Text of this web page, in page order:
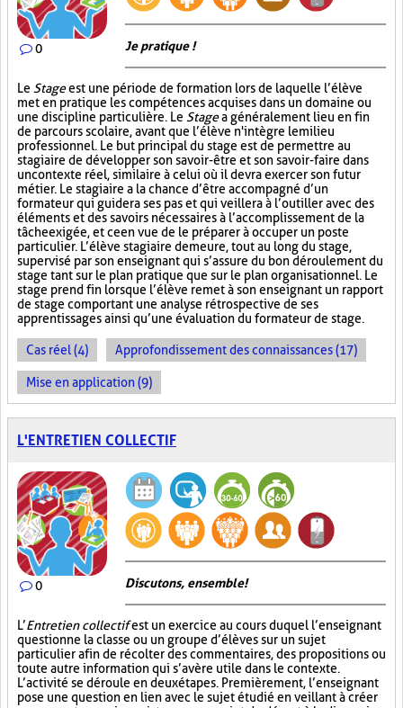
0 Je pratique !
Le Stageest une période de formation lors de laquelle l’élève
met en pratique les compétences acquises dans un domaine ou
une discipline particulière. Le Stagea généralement lieu en fin
de parcours scolaire, avant que l’élève n'intègre le milieu
professionnel. Le but principal du stage est de permettre au
stagiaire de développer son savoir-être et son savoir-faire dans
un contexte réel, similaire à celui où il devra exercer son futur
métier. Le stagiaire a la chance d’être accompagné d’un
formateur qui guidera ses pas et qui veillera à l’outiller avec des
éléments et des savoirs nécessaires à l’accomplissement de la
tâche exigée, et ce en vue de le préparer à occuper un poste
particulier. L’élève stagiaire demeure, tout au long du stage,
supervisé par son enseignant qui s’assure du bon déroulement du
stage tant sur le plan pratique que sur le plan organisationnel. Le
stage prend fin lorsque l’élève remet à son enseignant un rapport
de stage comportant une analyse rétrospective de ses
apprentissages ainsi qu’une évaluation du formateur de stage.
Cas réel (4) Approfondissement des connaissances (17)
Mise en application (9)
L'ENTRETIEN COLLECTIF
0 Discutons, ensemble!
L’Entretien collectifest un exercice au cours duquel l’enseignant
questionne la classe ou un groupe d’élèves sur un sujet
particulier afin de récolter des commentaires, des propositions ou
toute autre information qui s’avère utile dans le contexte.
L’activité se déroule en deux étapes. Premièrement, l’enseignant
pose une question en lien avec le sujet étudié en veillant à créer